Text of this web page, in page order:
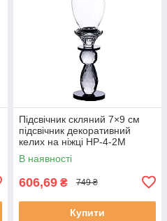
Підсвічник скляний 7×9 см
підсвічник декоративний
келих на ніжці HP-4-2M
В наявності
606,69 ₴ 749 ₴
Купити